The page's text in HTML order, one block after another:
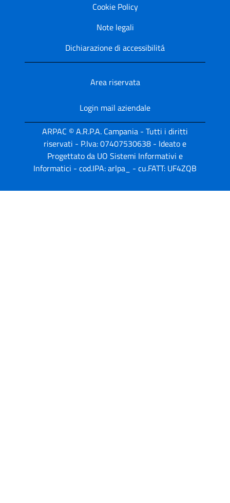
Cookie Policy
Note legali
Dichiarazione di accessibilitá
Area riservata
Login mail aziendale
ARPAC © A.R.P.A. Campania - Tutti i diritti
riservati - P.Iva: 07407530638 - Ideato e
Progettato da UO Sistemi Informativi e
Informatici - cod.IPA: arlpa_ - cu.FATT: UF4ZQB